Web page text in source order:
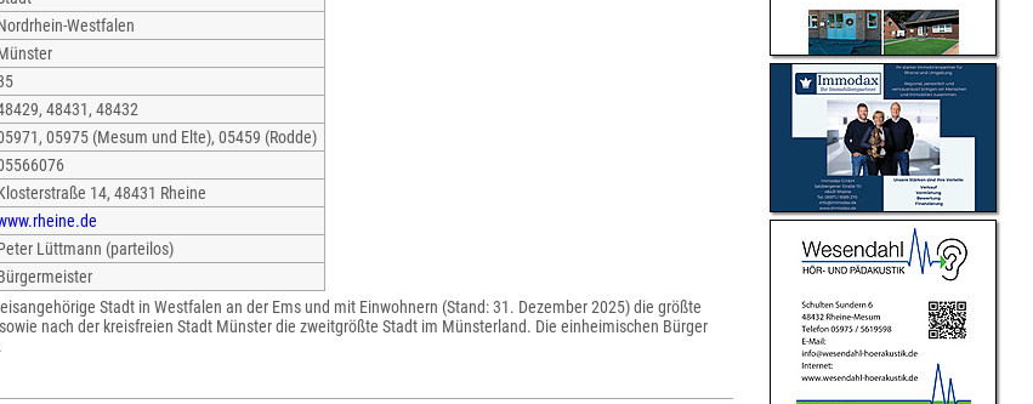
Westfalen
48431, 48432
05975 (Mesum und Elte), 05459 (Rodde)
14, 48431 Rheine
Lüttmann (parteilos)
Stadt in Westfalen an der Ems und mit Einwohnern (Stand: 31. Dezember 2025) die größte
nach der kreisfreien Stadt Münster die zweitgrößte Stadt im Münsterland. Die einheimischen Bürger